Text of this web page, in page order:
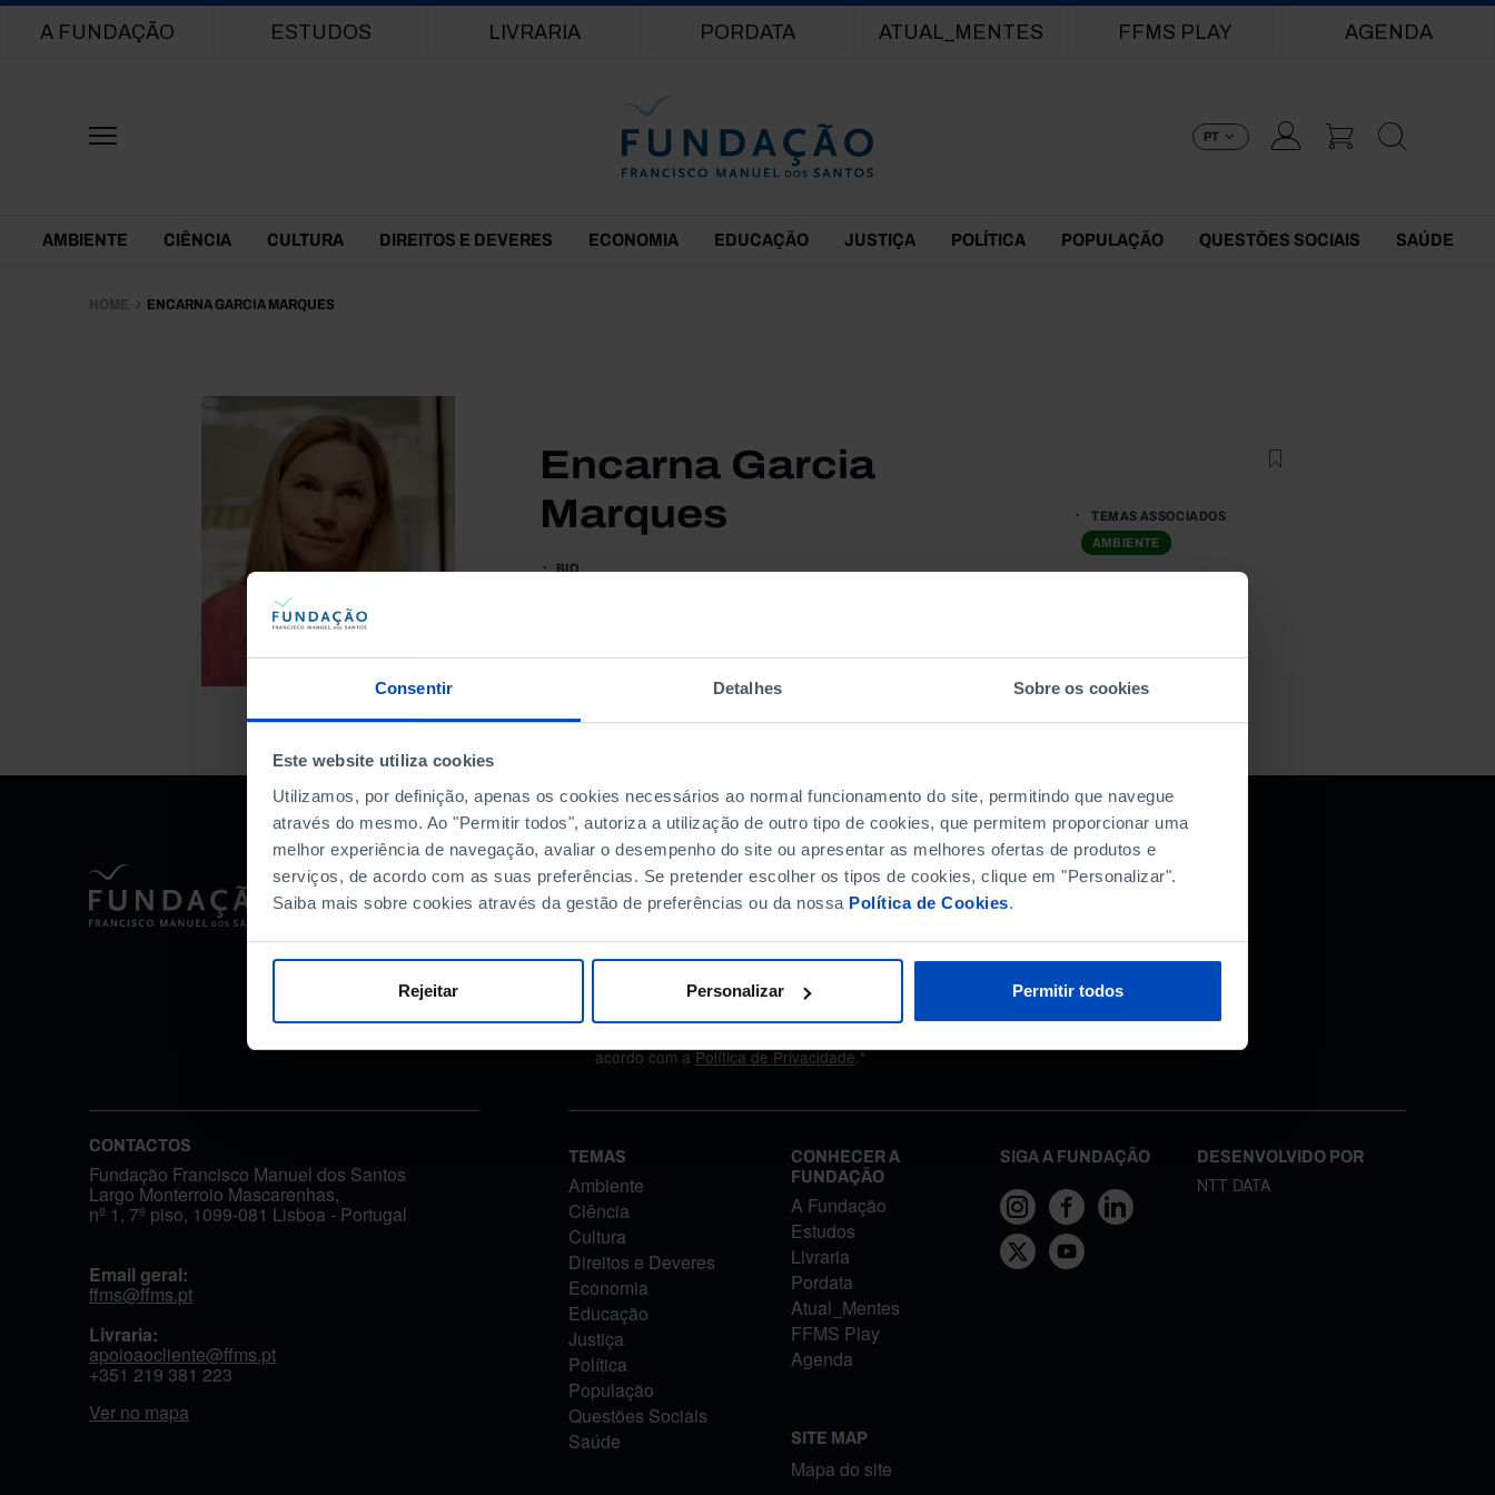
Consentir Detalhes Sobre os cookies
Este website utiliza cookies
Utilizamos, por definição, apenas os cookies necessários ao normal funcionamento do site, permitindo que navegue
através do mesmo. Ao "Permitir todos", autoriza a utilização de outro tipo de cookies, que permitem proporcionar uma
melhor experiência de navegação, avaliar o desempenho do site ou apresentar as melhores ofertas de produtos e
serviços, de acordo com as suas preferências. Se pretender escolher os tipos de cookies, clique em "Personalizar".
Saiba mais sobre cookies através da gestão de preferências ou da nossa Política de Cookies.
Rejeitar Personalizar Permitir todos
Main navigation
A FUNDAÇÃO ESTUDOS LIVRARIA PORDATA ATUAL_MENTES FFMS PLAY AGENDA
PT
Themes Menu
AMBIENTE CIÊNCIA CULTURA DIREITOS E DEVERES ECONOMIA EDUCAÇÃO JUSTIÇA POLÍTICA POPULAÇÃO QUESTÕES SOCIAIS SAÚDE
HOME ENCARNA GARCIA MARQUES
Encarna Garcia
Marques
BIO
Participa no documentário «Onde está a água?».
TEMAS ASSOCIADOS
AMBIENTE
Subscreva a newsletter da Fundação
acordo com aPolítica de Privacidade.*
CONTACTOS
Fundação Francisco Manuel dos Santos
Largo Monterroio Mascarenhas,
nº 1, 7º piso, 1099-081 Lisboa - Portugal
Email geral:
ffms@ffms.pt
Livraria:
apoioaocliente@ffms.pt
+351 219 381 223
Ver no mapa
TEMAS
Ambiente
Ciência
Cultura
Direitos e Deveres
Economia
Educação
Justiça
Política
População
Questões Sociais
Saúde
CONHECER A
FUNDAÇÃO
A Fundação
Estudos
Livraria
Pordata
Atual_Mentes
FFMS Play
Agenda
SITE MAP
Mapa do site
SIGA A FUNDAÇÃO DESENVOLVIDO POR
NTT DATA